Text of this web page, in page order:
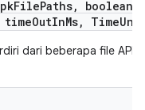
FilePaths,
boolean
timeOutInMs, Time
dari beberapa file APK